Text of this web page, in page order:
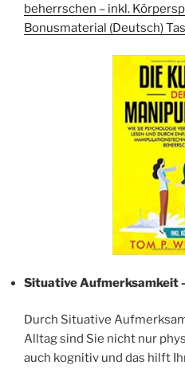
beherrschen – inkl.
Bonusmaterial (Deutsch)
Situative Aufmerksamkeit
Durch Situative
Alltag sind Sie nicht nur
auch kognitiv und das hilft